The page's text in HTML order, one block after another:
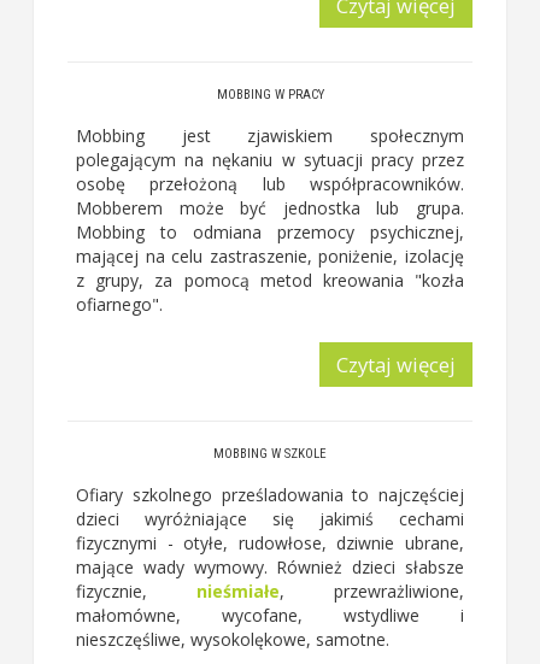
Czytaj więcej
MOBBING W PRACY
Mobbing jest zjawiskiem społecznym
polegającym na nękaniu w sytuacji pracy przez
osobę przełożoną lub współpracowników.
Mobberem może być jednostka lub grupa.
Mobbing to odmiana przemocy psychicznej,
mającej na celu zastraszenie, poniżenie, izolację
z grupy, za pomocą metod kreowania "kozła
ofiarnego".
Czytaj więcej
MOBBING W SZKOLE
Ofiary szkolnego prześladowania to najczęściej
dzieci wyróżniające się jakimiś cechami
fizycznymi - otyłe, rudowłose, dziwnie ubrane,
mające wady wymowy. Również dzieci słabsze
fizycznie, nieśmiałe, przewrażliwione,
małomówne, wycofane, wstydliwe i
nieszczęśliwe, wysokolękowe, samotne.